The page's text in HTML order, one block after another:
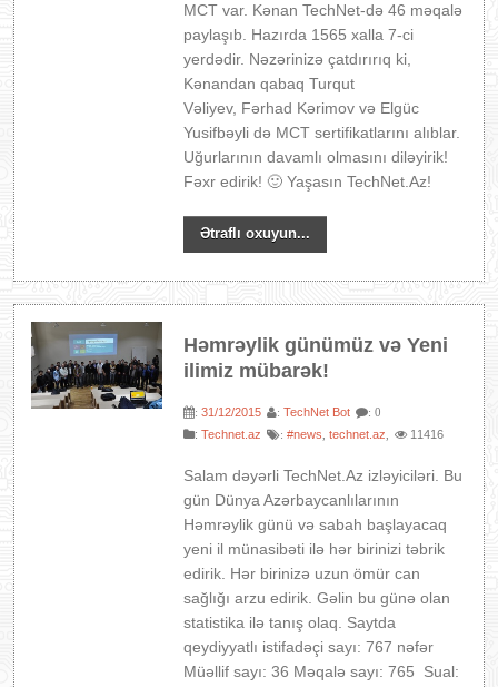
MCT var. Kənan TechNet-də 46 məqalə
paylaşıb. Hazırda 1565 xalla 7-ci
yerdədir. Nəzərinizə çatdırırıq ki,
Kənandan qabaq Turqut
Vəliyev, Fərhad Kərimov və Elgüc
Yusifbəyli də MCT sertifikatlarını alıblar.
Uğurlarının davamlı olmasını diləyirik!
Fəxr edirik! 🙂 Yaşasın TechNet.Az!
Ətraflı oxuyun...
Həmrəylik günümüz və Yeni
ilimiz mübarək!
:31/12/2015 :TechNet Bot : 0
:Technet.az :#news ,technet.az 11416
Salam dəyərli TechNet.Az izləyiciləri. Bu
gün Dünya Azərbaycanlılarının
Həmrəylik günü və sabah başlayacaq
yeni il münasibəti ilə hər birinizi təbrik
edirik. Hər birinizə uzun ömür can
sağlığı arzu edirik. Gəlin bu günə olan
statistika ilə tanış olaq. Saytda
qeydiyyatlı istifadəçi sayı: 767 nəfər
Müəllif sayı: 36 Məqalə sayı: 765 Sual: